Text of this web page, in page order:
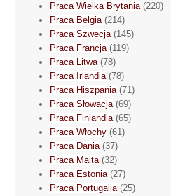
Praca Wielka Brytania(220)
Praca Belgia(214)
Praca Szwecja(145)
Praca Francja(119)
Praca Litwa(78)
Praca Irlandia(78)
Praca Hiszpania(71)
Praca Słowacja(69)
Praca Finlandia(65)
Praca Włochy (61)
Praca Dania(37)
Praca Malta(32)
Praca Estonia(27)
Praca Portugalia(25)